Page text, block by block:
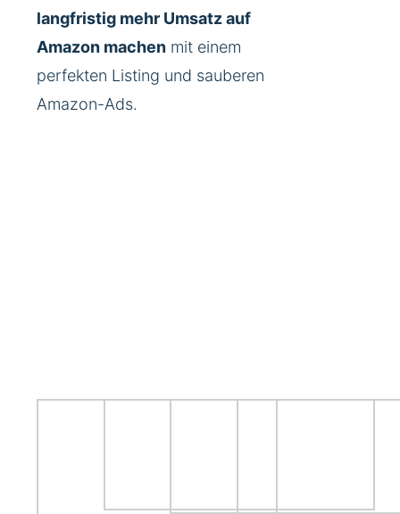
langfristig mehr Umsatz auf
Amazon machen mit einem
perfekten Listing und sauberen
Amazon-Ads.